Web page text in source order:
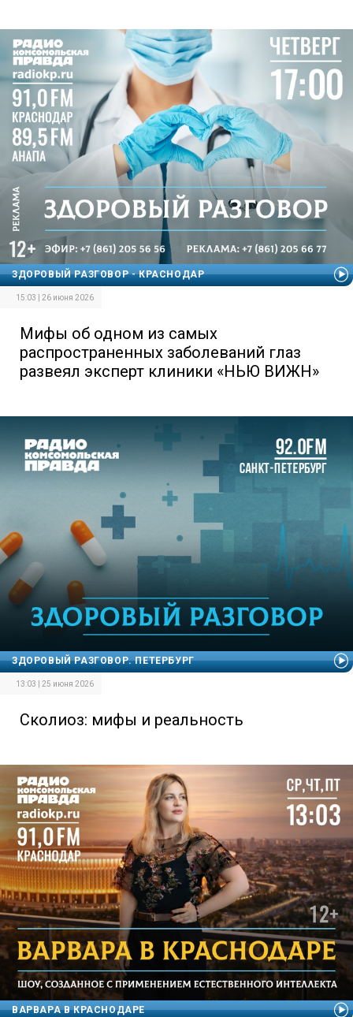
ЗДОРОВЫЙ РАЗГОВОР - КРАСНОДАР
15:03 | 26 июня 2026
Мифы об одном из самых
распространенных заболеваний глаз
развеял эксперт клиники «НЬЮ ВИЖН»
ЗДОРОВЫЙ РАЗГОВОР. ПЕТЕРБУРГ
13:03 | 25 июня 2026
Сколиоз: мифы и реальность
ВАРВАРА В КРАСНОДАРЕ